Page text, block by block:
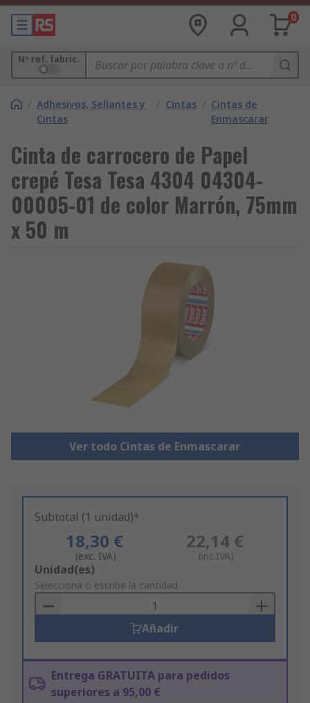
0
Nº ref. fabric.
/ Adhesivos, Sellantes y
Cintas
/ Cintas / Cintas de
Enmascarar
Cinta de carrocero de Papel
crepé Tesa Tesa 4304 04304-
00005-01 de color Marrón, 75mm
x 50 m
Ver todo Cintas de Enmascarar
Subtotal (1 unidad)*
18,30 €
(exc. IVA)
22,14 €
(inc.IVA)
Add
to
Basket
Unidad(es)
Selecciona o escribe la cantidad
Añadir
Entrega GRATUITA para pedidos
superiores a 95,00 €